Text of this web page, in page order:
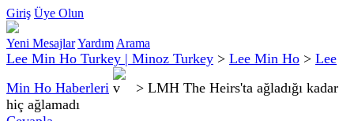
Giriş Üye Olun
Yeni MesajlarYardım Arama
Lee Min Ho Turkey | Minoz Turkey > Lee Min Ho > Lee
Min Ho Haberleri
> LMH The Heirs'ta ağladığı kadar
hiç ağlamadı